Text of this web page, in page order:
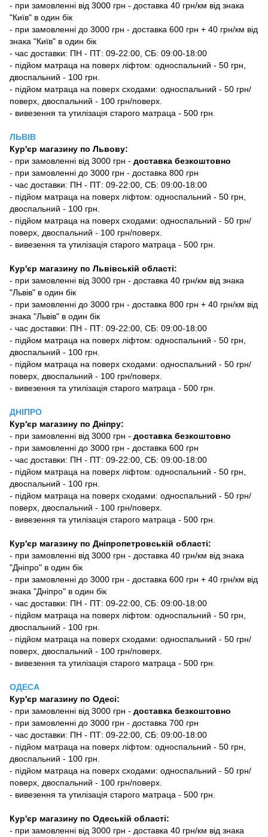
- при замовленні від 3000 грн - доставка 40 грн/км від знака
"Київ" в один бік
- при замовленні до 3000 грн - доставка 600 грн + 40 грн/км від
знака "Київ" в один бік
- час доставки: ПН - ПТ: 09-22:00, СБ: 09:00-18:00
- підйом матраца на поверх ліфтом: односпальний - 50 грн,
двоспальний - 100 грн.
- підйом матраца на поверх сходами: односпальний - 50 грн/
поверх, двоспальний - 100 грн/поверх.
- вивезення та утилізація старого матраца - 500 грн.
ЛЬВІВ
Кур'єр магазину по Львову:
- при замовленні від 3000 грн - доставка безкоштовно
- при замовленні до 3000 грн - доставка 800 грн
- час доставки: ПН - ПТ: 09-22:00, СБ: 09:00-18:00
- підйом матраца на поверх ліфтом: односпальний - 50 грн,
двоспальний - 100 грн.
- підйом матраца на поверх сходами: односпальний - 50 грн/
поверх, двоспальний - 100 грн/поверх.
- вивезення та утилізація старого матраца - 500 грн.
Кур'єр магазину по Львівській області:
- при замовленні від 3000 грн - доставка 40 грн/км від знака
"Львів" в один бік
- при замовленні до 3000 грн - доставка 800 грн + 40 грн/км від
знака "Львів" в один бік
- час доставки: ПН - ПТ: 09-22:00, СБ: 09:00-18:00
- підйом матраца на поверх ліфтом: односпальний - 50 грн,
двоспальний - 100 грн.
- підйом матраца на поверх сходами: односпальний - 50 грн/
поверх, двоспальний - 100 грн/поверх.
- вивезення та утилізація старого матраца - 500 грн.
ДНІПРО
Кур'єр магазину по Дніпру:
- при замовленні від 3000 грн - доставка безкоштовно
- при замовленні до 3000 грн - доставка 600 грн
- час доставки: ПН - ПТ: 09-22:00, СБ: 09:00-18:00
- підйом матраца на поверх ліфтом: односпальний - 50 грн,
двоспальний - 100 грн.
- підйом матраца на поверх сходами: односпальний - 50 грн/
поверх, двоспальний - 100 грн/поверх.
- вивезення та утилізація старого матраца - 500 грн.
Кур'єр магазину по Дніпропетровській області:
- при замовленні від 3000 грн - доставка 40 грн/км від знака
"Дніпро" в один бік
- при замовленні до 3000 грн - доставка 600 грн + 40 грн/км від
знака "Дніпро" в один бік
- час доставки: ПН - ПТ: 09-22:00, СБ: 09:00-18:00
- підйом матраца на поверх ліфтом: односпальний - 50 грн,
двоспальний - 100 грн.
- підйом матраца на поверх сходами: односпальний - 50 грн/
поверх, двоспальний - 100 грн/поверх.
- вивезення та утилізація старого матраца - 500 грн.
ОДЕСА
Кур'єр магазину по Одесі:
- при замовленні від 3000 грн - доставка безкоштовно
- при замовленні до 3000 грн - доставка 700 грн
- час доставки: ПН - ПТ: 09-22:00, СБ: 09:00-18:00
- підйом матраца на поверх ліфтом: односпальний - 50 грн,
двоспальний - 100 грн.
- підйом матраца на поверх сходами: односпальний - 50 грн/
поверх, двоспальний - 100 грн/поверх.
- вивезення та утилізація старого матраца - 500 грн.
Кур'єр магазину по Одеській області:
- при замовленні від 3000 грн - доставка 40 грн/км від знака